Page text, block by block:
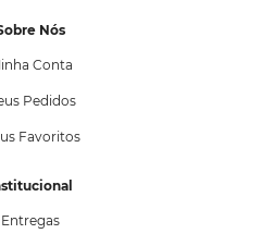
Nós
Conta
Pedidos
Favoritos
Entregas